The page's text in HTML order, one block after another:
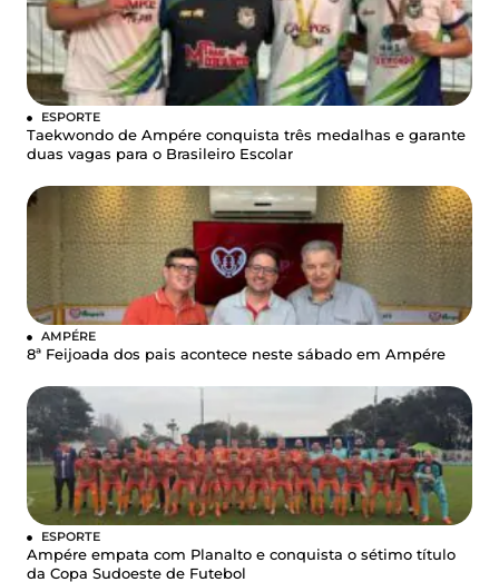
ESPORTE
Taekwondo de Ampére conquista três medalhas e garante
duas vagas para o Brasileiro Escolar
AMPÉRE
8ª Feijoada dos pais acontece neste sábado em Ampére
ESPORTE
Ampére empata com Planalto e conquista o sétimo título
da Copa Sudoeste de Futebol